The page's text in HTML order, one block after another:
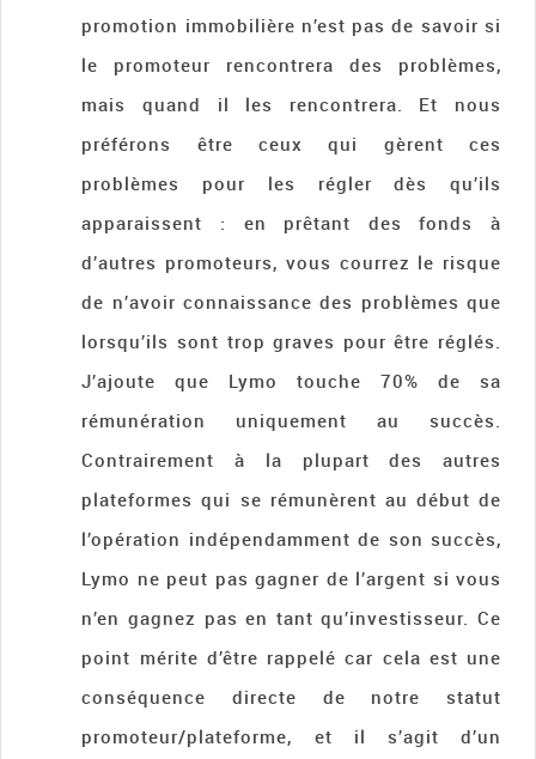
promotion immobilière n’est pas de savoir si
le promoteur rencontrera des problèmes,
mais quand il les rencontrera. Et nous
préférons être ceux qui gèrent ces
problèmes pour les régler dès qu’ils
apparaissent : en prêtant des fonds à
d’autres promoteurs, vous courrez le risque
de n’avoir connaissance des problèmes que
lorsqu’ils sont trop graves pour être réglés.
J’ajoute que Lymo touche 70% de sa
rémunération uniquement au succès.
Contrairement à la plupart des autres
plateformes qui se rémunèrent au début de
l’opération indépendamment de son succès,
Lymo ne peut pas gagner de l’argent si vous
n’en gagnez pas en tant qu’investisseur. Ce
point mérite d’être rappelé car cela est une
conséquence directe de notre statut
promoteur/plateforme, et il s’agit d’un